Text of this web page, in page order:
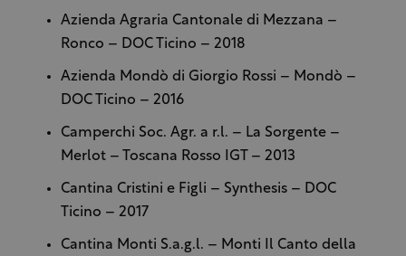
Azienda Agraria Cantonale di Mezzana –
Ronco – DOC Ticino – 2018
Azienda Mondò di Giorgio Rossi – Mondò –
DOC Ticino – 2016
Camperchi Soc. Agr. a r.l. – La Sorgente –
Merlot – Toscana Rosso IGT – 2013
Cantina Cristini e Figli – Synthesis – DOC
Ticino – 2017
Cantina Monti S.a.g.l. – Monti Il Canto della